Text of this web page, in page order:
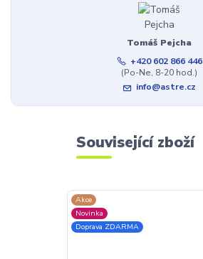
Tomáš Pejcha
+420 602 866 446
(Po-Ne, 8-20 hod.)
info@astre.cz
Související zboží
Akce
Novinka
Doprava ZDARMA